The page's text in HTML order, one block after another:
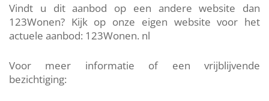
Vindt u dit aanbod op een andere website dan
123Wonen? Kijk op onze eigen website voor het
actuele aanbod: 123Wonen. nl
Voor meer informatie of een vrijblijvende
bezichtiging: